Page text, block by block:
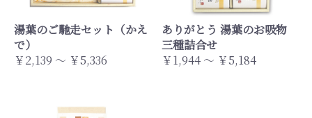
湯葉のご馳走セット（かえ
で）
￥2,139 ～ ￥5,336
ありがとう 湯葉のお吸物
三種詰合せ
￥1,944 ～ ￥5,184